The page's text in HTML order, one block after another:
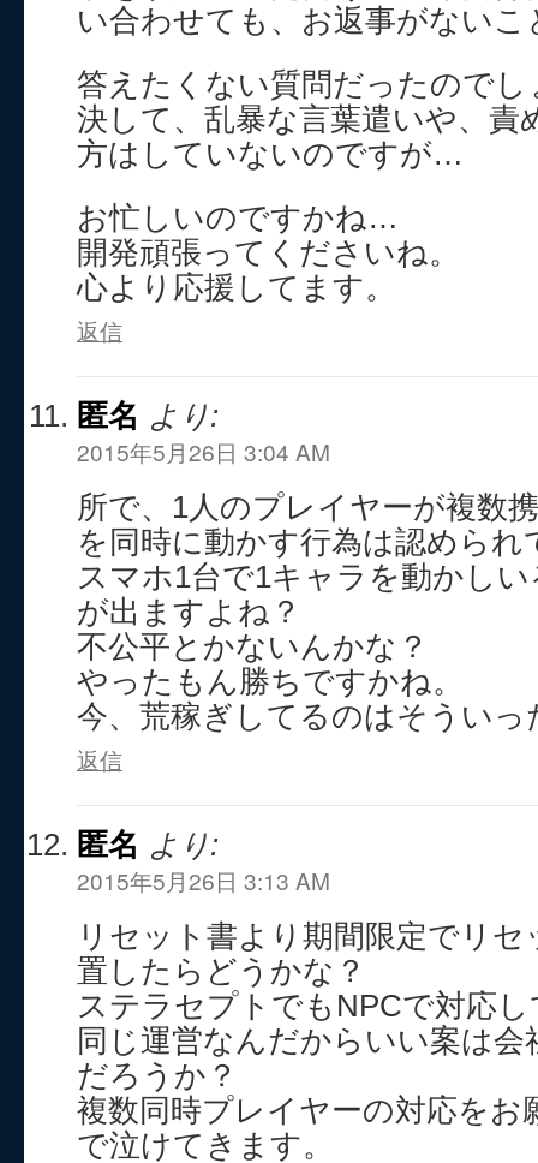
い合わせても、お返事がない
答えたくない質問だったので
決して、乱暴な言葉遣いや、責
方はしていないのですが…
お忙しいのですかね…
開発頑張ってくださいね。
心より応援してます。
返信
匿名 より:
2015年5月26日 3:04 AM
所で、1人のプレイヤーが複数
を同時に動かす行為は認めら
スマホ1台で1キャラを動かし
が出ますよね？
不公平とかないんかな？
やったもん勝ちですかね。
今、荒稼ぎしてるのはそういっ
返信
匿名 より:
2015年5月26日 3:13 AM
リセット書より期間限定でリ
置したらどうかな？
ステラセプトでもNPCで対応
同じ運営なんだからいい案は
だろうか？
複数同時プレイヤーの対応をお
で泣けてきます。